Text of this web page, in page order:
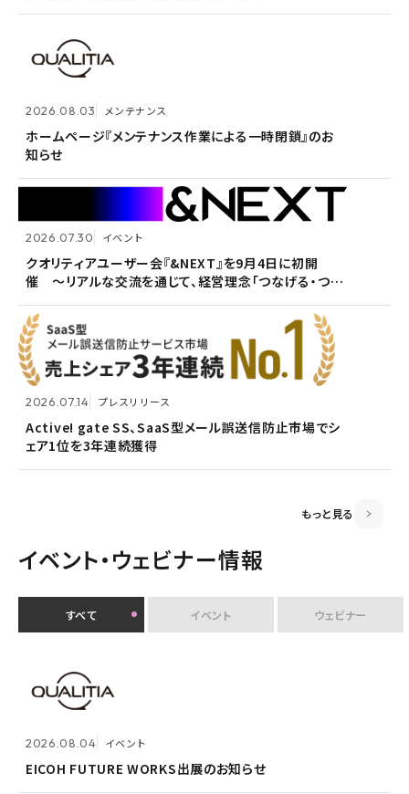
2026.08.03 メンテナンス
ホームページ『メンテナンス作業による一時閉鎖』のお
知らせ
2026.07.30 イベント
クオリティアユーザー会『&NEXT』を9月4日に初開
催 〜リアルな交流を通じて、経営理念「つなげる・つな
2026.07.14 プレスリリース
Active! gate SS、SaaS型メール誤送信防止市場でシ
ェア1位を3年連続獲得
Active! gate SS、SaaS型メール誤送信防止市場でシ
ェア1位を3年連続獲得
2026.07.09 自社ウェビナー
<7/30 ウェビナー開催>いまさら聞けないPPAP問題～
2026.06.18 プレスリリース
富山県内7信用金庫、DEEPMailとPOWER EGGの連携
2026.05.14 メンテナンス
ホームページ『メンテナンス作業による一時閉鎖』のお
2026.05.13 メンテナンス
ホームページ『メンテナンス作業による一時閉鎖』のお
知らせ
2026.03.02 お知らせ
もっと見る
イベント・ウェビナー情報
すべて イベント ウェビナー
2026.08.04 イベント
EICOH FUTURE WORKS出展のお知らせ
2026.08.04 イベント
EICOH FUTURE WORKS出展のお知らせ
2026.07.30
クオリティアユーザー会『&NEXT』を9月4日に初開
催 〜リアルな交流を通じて、経営理念「つなげる・つな
がる想いを未来へつなぐ」を体現〜